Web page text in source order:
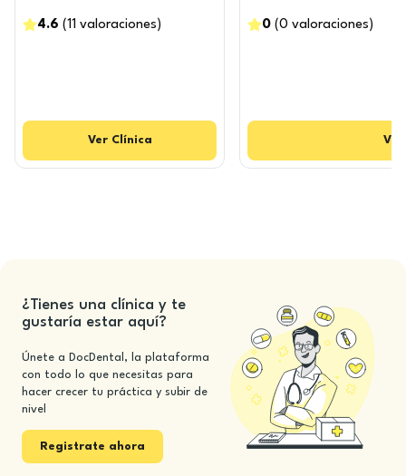
4.6 (11 valoraciones )
Ver Clínica
0 (0 valoraciones )
Ver
¿Tienes una clínica y te
gustaría estar aquí?
Únete a DocDental, la plataforma
con todo lo que necesitas para
hacer crecer tu práctica y subir de
nivel
Registrate ahora